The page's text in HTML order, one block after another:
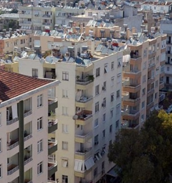
Yargıtay apartmanda
ilgilendiren önemli bir
ödeme zorunluluğu